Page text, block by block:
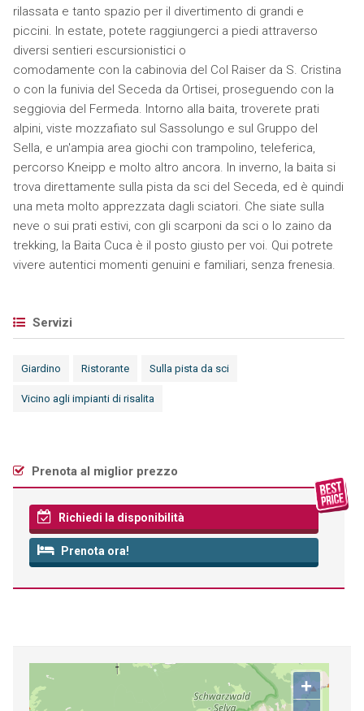
rilassata e tanto spazio per il divertimento di grandi e
piccini. In estate, potete raggiungerci a piedi attraverso
diversi sentieri escursionistici o
comodamente con la cabinovia del Col Raiser da S. Cristina
o con la funivia del Seceda da Ortisei, proseguendo con la
seggiovia del Fermeda. Intorno alla baita, troverete prati
alpini, viste mozzafiato sul Sassolungo e sul Gruppo del
Sella, e un'ampia area giochi con trampolino, teleferica,
percorso Kneipp e molto altro ancora. In inverno, la baita si
trova direttamente sulla pista da sci del Seceda, ed è quindi
una meta molto apprezzata dagli sciatori. Che siate sulla
neve o sui prati estivi, con gli scarponi da sci o lo zaino da
trekking, la Baita Cuca è il posto giusto per voi. Qui potrete
vivere autentici momenti genuini e familiari, senza frenesia.
Servizi
Giardino Ristorante Sulla pista da sci
Vicino agli impianti di risalita
Prenota al miglior prezzo
Richiedi la disponibilità
Prenota ora!
+